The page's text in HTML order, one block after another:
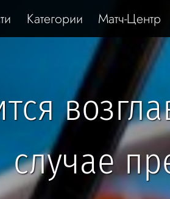
Категории Матч-Центр
случае